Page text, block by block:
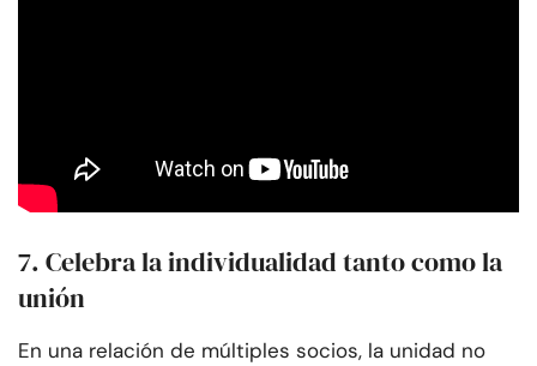
7. Celebra la individualidad tanto como la
unión
En una relación de múltiples socios, la unidad no